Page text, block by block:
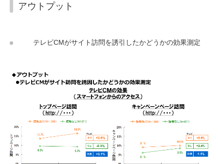
アウトプット
テレビCMがサイト訪問を誘引したかどうかの効果測定